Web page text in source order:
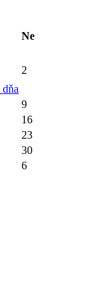
Ne
2
9
16
23
30
6